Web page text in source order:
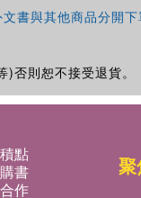
與其他商品分開
否則恕不接受退貨。
點
書
作